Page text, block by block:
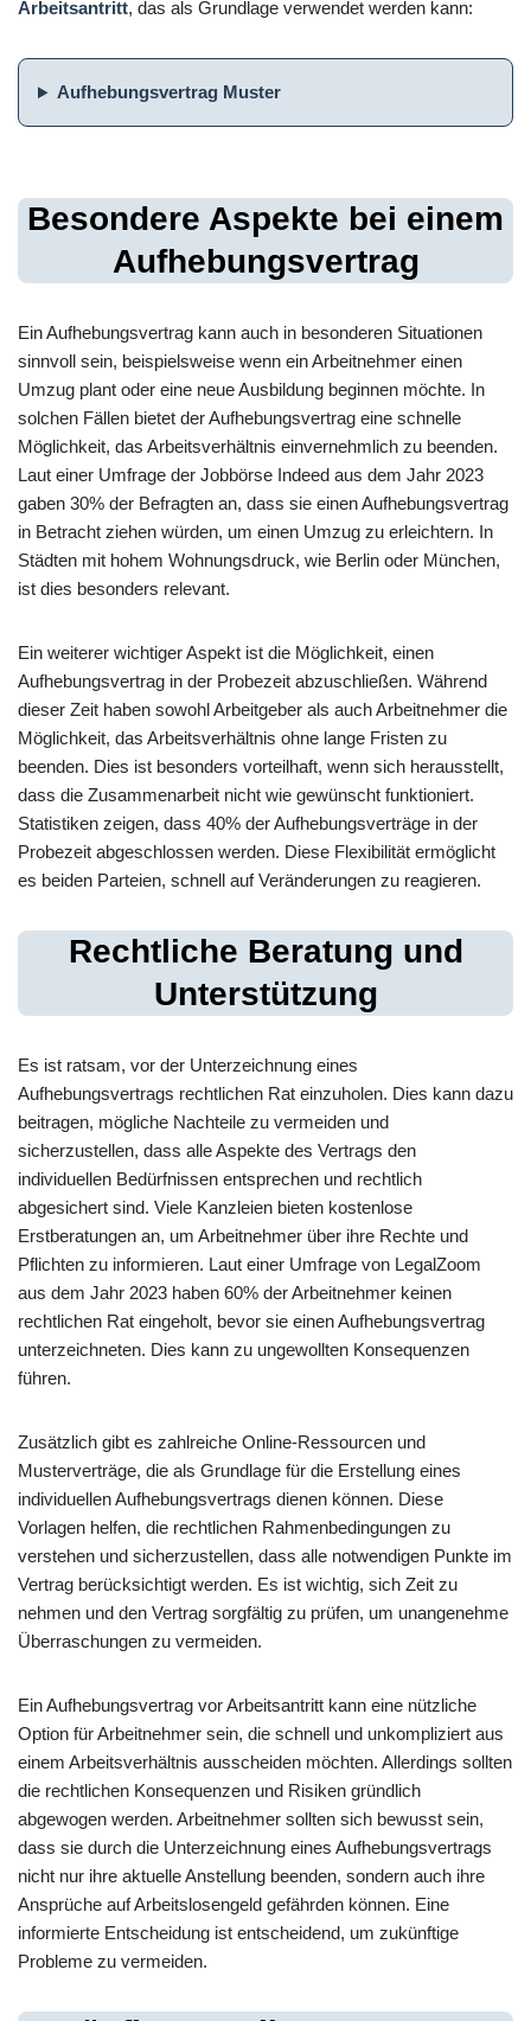
Arbeitsantritt, das als Grundlage verwendet werden kann:
Aufhebungsvertrag Muster
Besondere Aspekte bei einem
Aufhebungsvertrag
Ein Aufhebungsvertrag kann auch in besonderen Situationen
sinnvoll sein, beispielsweise wenn ein Arbeitnehmer einen
Umzug plant oder eine neue Ausbildung beginnen möchte. In
solchen Fällen bietet der Aufhebungsvertrag eine schnelle
Möglichkeit, das Arbeitsverhältnis einvernehmlich zu beenden.
Laut einer Umfrage der Jobbörse Indeed aus dem Jahr 2023
gaben 30% der Befragten an, dass sie einen Aufhebungsvertrag
in Betracht ziehen würden, um einen Umzug zu erleichtern. In
Städten mit hohem Wohnungsdruck, wie Berlin oder München,
ist dies besonders relevant.
Ein weiterer wichtiger Aspekt ist die Möglichkeit, einen
Aufhebungsvertrag in der Probezeit abzuschließen. Während
dieser Zeit haben sowohl Arbeitgeber als auch Arbeitnehmer die
Möglichkeit, das Arbeitsverhältnis ohne lange Fristen zu
beenden. Dies ist besonders vorteilhaft, wenn sich herausstellt,
dass die Zusammenarbeit nicht wie gewünscht funktioniert.
Statistiken zeigen, dass 40% der Aufhebungsverträge in der
Probezeit abgeschlossen werden. Diese Flexibilität ermöglicht
es beiden Parteien, schnell auf Veränderungen zu reagieren.
Rechtliche Beratung und
Unterstützung
Es ist ratsam, vor der Unterzeichnung eines
Aufhebungsvertrags rechtlichen Rat einzuholen. Dies kann dazu
beitragen, mögliche Nachteile zu vermeiden und
sicherzustellen, dass alle Aspekte des Vertrags den
individuellen Bedürfnissen entsprechen und rechtlich
abgesichert sind. Viele Kanzleien bieten kostenlose
Erstberatungen an, um Arbeitnehmer über ihre Rechte und
Pflichten zu informieren. Laut einer Umfrage von LegalZoom
aus dem Jahr 2023 haben 60% der Arbeitnehmer keinen
rechtlichen Rat eingeholt, bevor sie einen Aufhebungsvertrag
unterzeichneten. Dies kann zu ungewollten Konsequenzen
führen.
Zusätzlich gibt es zahlreiche Online-Ressourcen und
Musterverträge, die als Grundlage für die Erstellung eines
individuellen Aufhebungsvertrags dienen können. Diese
Vorlagen helfen, die rechtlichen Rahmenbedingungen zu
verstehen und sicherzustellen, dass alle notwendigen Punkte im
Vertrag berücksichtigt werden. Es ist wichtig, sich Zeit zu
nehmen und den Vertrag sorgfältig zu prüfen, um unangenehme
Überraschungen zu vermeiden.
Ein Aufhebungsvertrag vor Arbeitsantritt kann eine nützliche
Option für Arbeitnehmer sein, die schnell und unkompliziert aus
einem Arbeitsverhältnis ausscheiden möchten. Allerdings sollten
die rechtlichen Konsequenzen und Risiken gründlich
abgewogen werden. Arbeitnehmer sollten sich bewusst sein,
dass sie durch die Unterzeichnung eines Aufhebungsvertrags
nicht nur ihre aktuelle Anstellung beenden, sondern auch ihre
Ansprüche auf Arbeitslosengeld gefährden können. Eine
informierte Entscheidung ist entscheidend, um zukünftige
Probleme zu vermeiden.